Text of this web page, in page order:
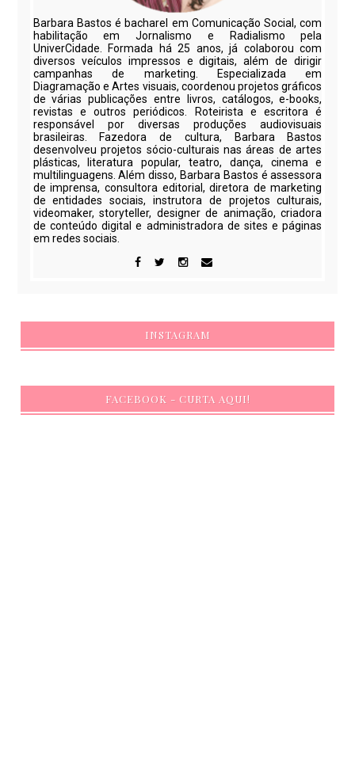
Barbara Bastos é bacharel em Comunicação Social, com
habilitação em Jornalismo e Radialismo pela
UniverCidade. Formada há 25 anos, já colaborou com
diversos veículos impressos e digitais, além de dirigir
campanhas de marketing. Especializada em
Diagramação e Artes visuais, coordenou projetos gráficos
de várias publicações entre livros, catálogos, e-books,
revistas e outros periódicos. Roteirista e escritora é
responsável por diversas produções audiovisuais
brasileiras. Fazedora de cultura, Barbara Bastos
desenvolveu projetos sócio-culturais nas áreas de artes
plásticas, literatura popular, teatro, dança, cinema e
multilinguagens. Além disso, Barbara Bastos é assessora
de imprensa, consultora editorial, diretora de marketing
de entidades sociais, instrutora de projetos culturais,
videomaker, storyteller, designer de animação, criadora
de conteúdo digital e administradora de sites e páginas
em redes sociais.
INSTAGRAM
FACEBOOK - CURTA AQUI!